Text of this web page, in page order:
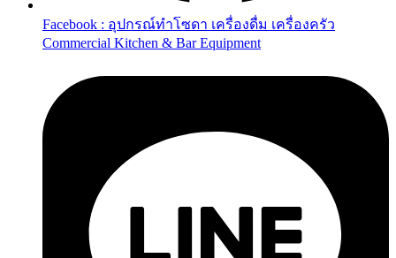
Facebook : อุปกรณ์ทำโซดา เครื่องดื่ม เครื่องครัว
Commercial Kitchen & Bar Equipment